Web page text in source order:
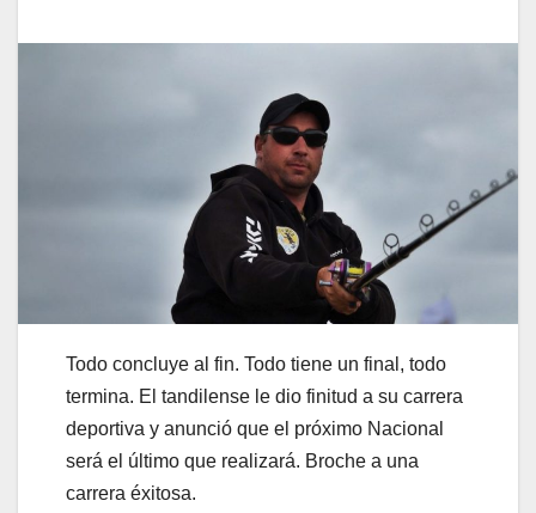
Todo concluye al fin. Todo tiene un final, todo
termina. El tandilense le dio finitud a su carrera
deportiva y anunció que el próximo Nacional
será el último que realizará. Broche a una
carrera éxitosa.